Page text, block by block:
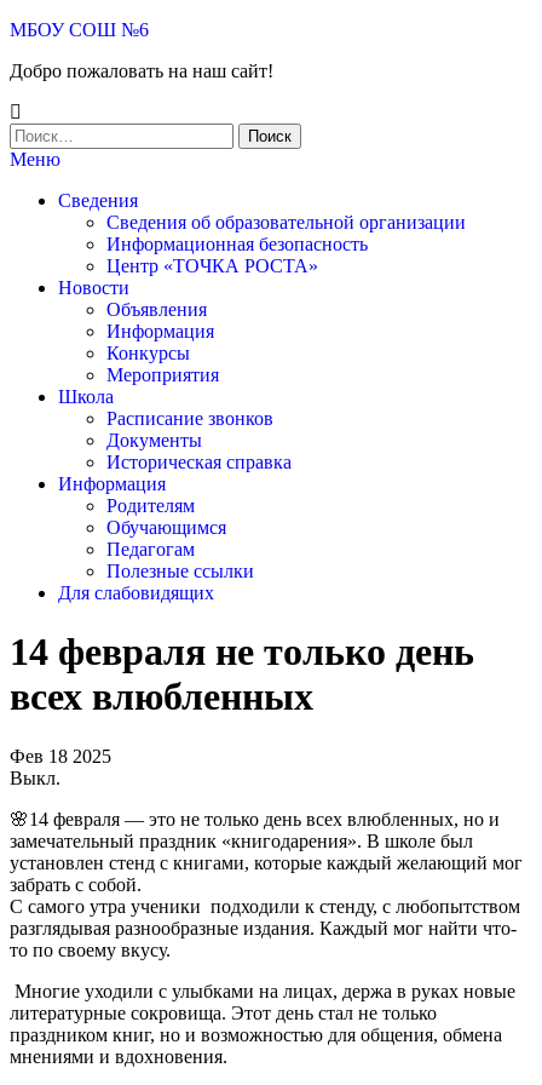
Skip
the
МБОУ СОШ №6
Добро пожаловать на наш сайт!
Найти:
Меню
Сведения
Сведения об образовательной организации
Информационная безопасность
Центр «ТОЧКА РОСТА»
Новости
Объявления
Информация
Конкурсы
Мероприятия
Школа
Расписание звонков
Документы
Историческая справка
Информация
Родителям
Обучающимся
Педагогам
Полезные ссылки
Для слабовидящих
14 февраля не только день
всех влюбленных
Фев 18 2025
Выкл.
🌸14 февраля — это не только день всех влюбленных, но и
замечательный праздник «книгодарения». В школе был
установлен стенд с книгами, которые каждый желающий мог
забрать с собой.
С самого утра ученики подходили к стенду, с любопытством
разглядывая разнообразные издания. Каждый мог найти что-
то по своему вкусу.
Многие уходили с улыбками на лицах, держа в руках новые
литературные сокровища. Этот день стал не только
праздником книг, но и возможностью для общения, обмена
мнениями и вдохновения.